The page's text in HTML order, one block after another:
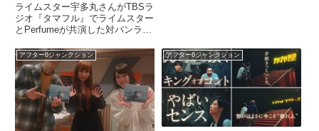
ライムスター宇多丸さんがTBSラ
ジオ『タマフル』でライムスター
とPerfumeが共演した対バンライ
出来事を振り返っていました。
（宇多丸）えー、石川県は金沢市
で今週の月曜に開かれたあるコン
サートで...
アフター6ジャンクション アフター6ジャンクション